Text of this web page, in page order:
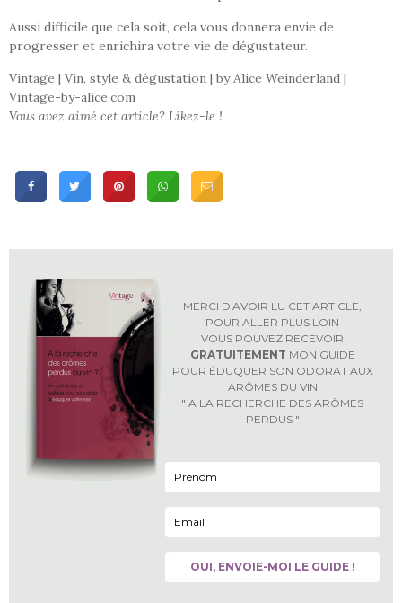
Aussi difficile que cela soit, cela vous donnera envie de
progresser et enrichira votre vie de dégustateur.
Vintage | Vin, style & dégustation | by Alice Weinderland |
Vintage-by-alice.com
Vous avez aimé cet article? Likez-le !
MERCI D'AVOIR LU CET ARTICLE,
POUR ALLER PLUS LOIN
VOUS POUVEZ RECEVOIR
GRATUITEMENT MON GUIDE
POUR ÉDUQUER SON ODORAT AUX
ARÔMES DU VIN
" A LA RECHERCHE DES ARÔMES
PERDUS "